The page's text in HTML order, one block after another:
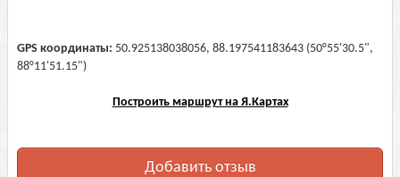
GPS координаты: 50.925138038056, 88.197541183643 (50°55'30.5",
88°11'51.15")
Построить маршрут на Я.Картах
Добавить отзыв